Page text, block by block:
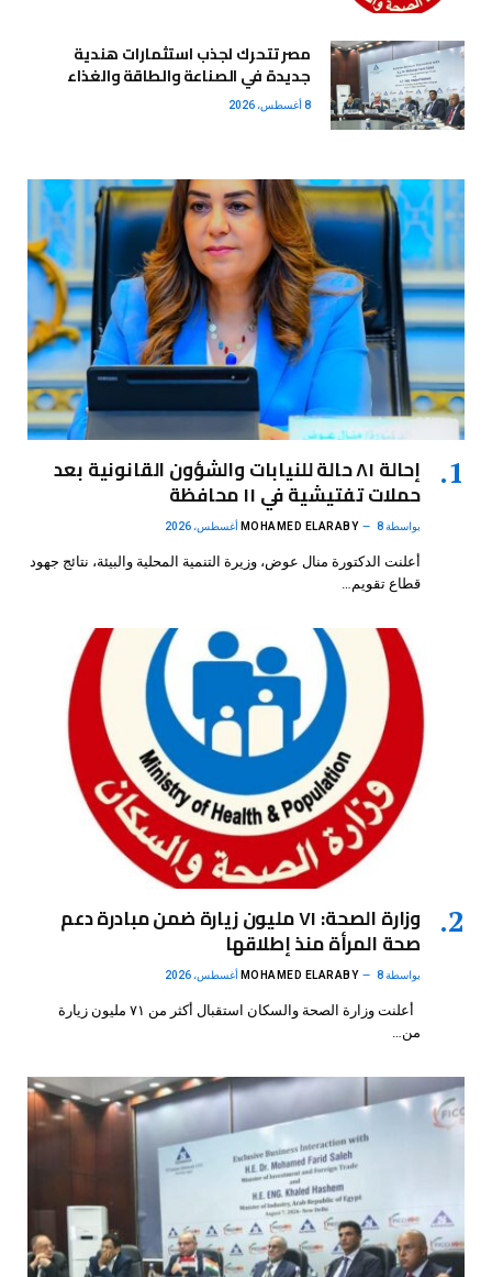
مصر تتحرك لجذب استثمارات هندية
جديدة في الصناعة والطاقة والغذاء
8 أغسطس، 2026
إحالة ٨١ حالة للنيابات والشؤون القانونية بعد
حملات تفتيشية في ١١ محافظة
بواسطة MOHAMED ELARABY 8 أغسطس، 2026
أعلنت الدكتورة منال عوض، وزيرة التنمية المحلية والبيئة، نتائج جهود
قطاع تقويم…
وزارة الصحة: ٧١ مليون زيارة ضمن مبادرة دعم
صحة المرأة منذ إطلاقها
بواسطة MOHAMED ELARABY 8 أغسطس، 2026
أعلنت وزارة الصحة والسكان استقبال أكثر من ٧١ مليون زيارة
من…